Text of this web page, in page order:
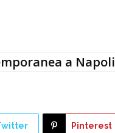
a Napoli
Pinterest